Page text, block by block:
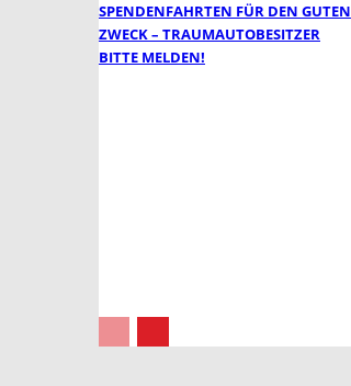
SPENDENFAHRTEN FÜR DEN GUTEN
ZWECK – TRAUMAUTOBESITZER
BITTE MELDEN!